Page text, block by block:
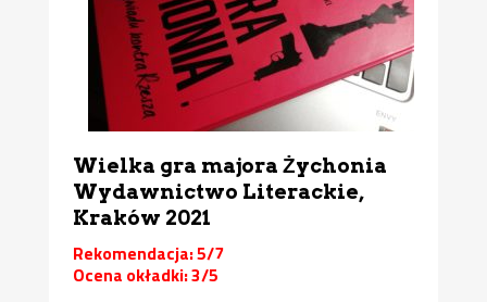
Wielka gra majora Żychonia
Wydawnictwo Literackie,
Kraków 2021
Rekomendacja: 5/7
Ocena okładki: 3/5